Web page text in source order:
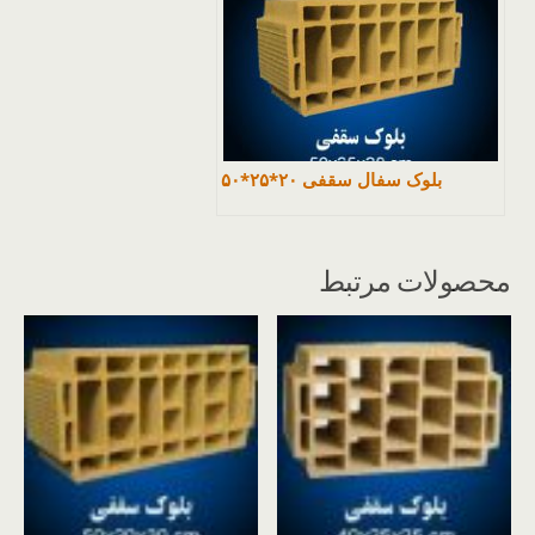
بلوک سفال سقفی ۲۰*۲۵*۵۰
محصولات مرتبط